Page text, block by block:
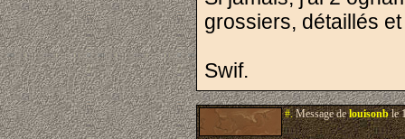
grossiers, détaillés
Swif.
#.Message delouisonble